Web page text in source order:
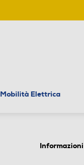
Mobilità Elettrica